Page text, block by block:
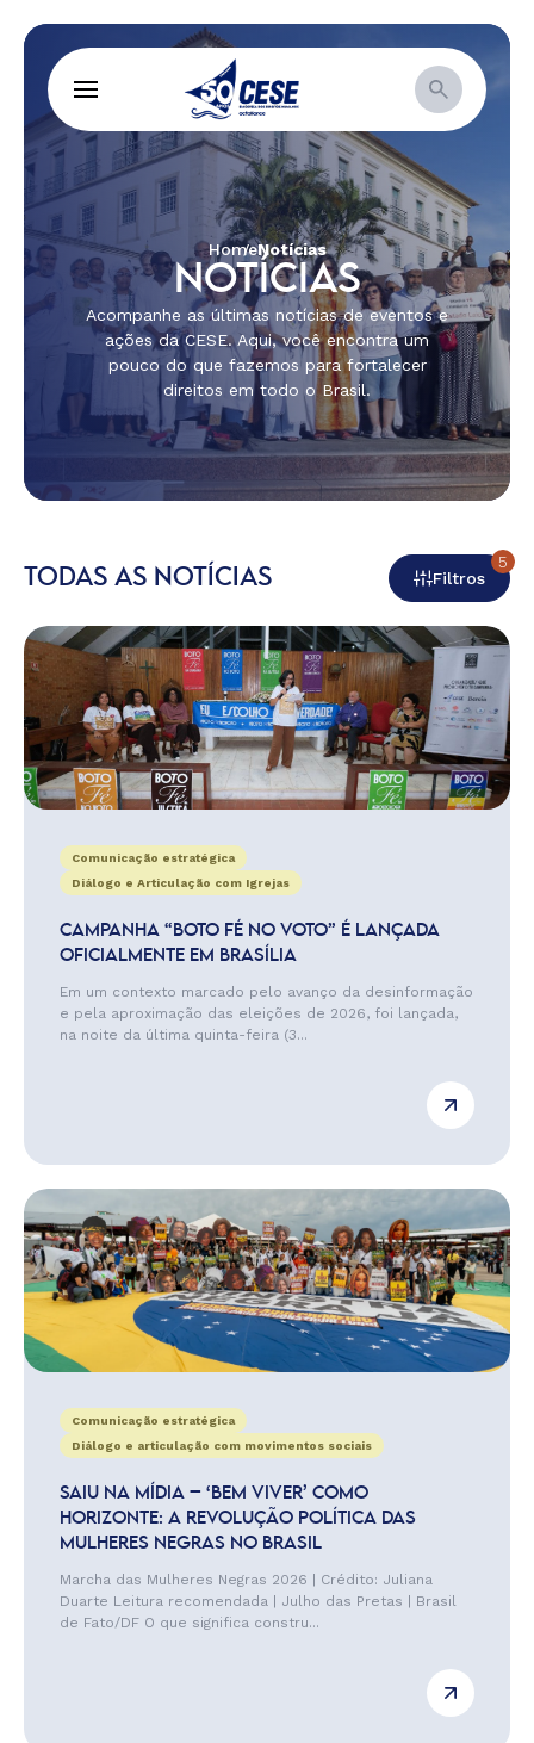
HomeNotícias
NOTÍCIAS
Acompanhe as últimas notícias de eventos e
ações da CESE. Aqui, você encontra um
pouco do que fazemos para fortalecer
direitos em todo o Brasil.
TODAS AS NOTÍCIAS Filtros
5
Comunicação estratégica
Diálogo e Articulação com Igrejas
CAMPANHA “BOTO FÉ NO VOTO” É LANÇADA
OFICIALMENTE EM BRASÍLIA
Em um contexto marcado pelo avanço da desinformação
e pela aproximação das eleições de 2026, foi lançada,
na noite da última quinta-feira (3...
Comunicação estratégica
Diálogo e articulação com movimentos sociais
SAIU NA MÍDIA – ‘BEM VIVER’ COMO
HORIZONTE: A REVOLUÇÃO POLÍTICA DAS
MULHERES NEGRAS NO BRASIL
Marcha das Mulheres Negras 2026 | Crédito: Juliana
Duarte Leitura recomendada | Julho das Pretas | Brasil
de Fato/DF O que significa constru...